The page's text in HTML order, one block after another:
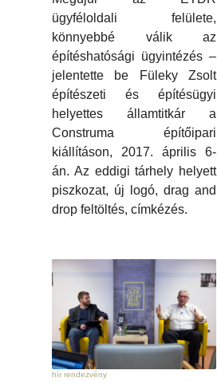
ügyféloldali felülete,
könnyebbé válik az
építéshatósági ügyintézés –
jelentette be Füleky Zsolt
építészeti és építésügyi
helyettes államtitkár a
Construma építőipari
kiállításon, 2017. április 6-
án. Az eddigi tárhely helyett
piszkozat, új logó, drag and
drop feltöltés, címkézés.
hír rendezvény